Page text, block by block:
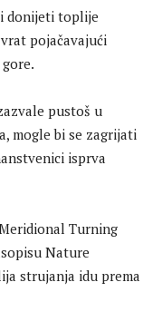
donijeti toplije
pojačavajući
pustoš u
mogle bi se zagrijati
isprva
Turning
Nature
strujanja idu prema